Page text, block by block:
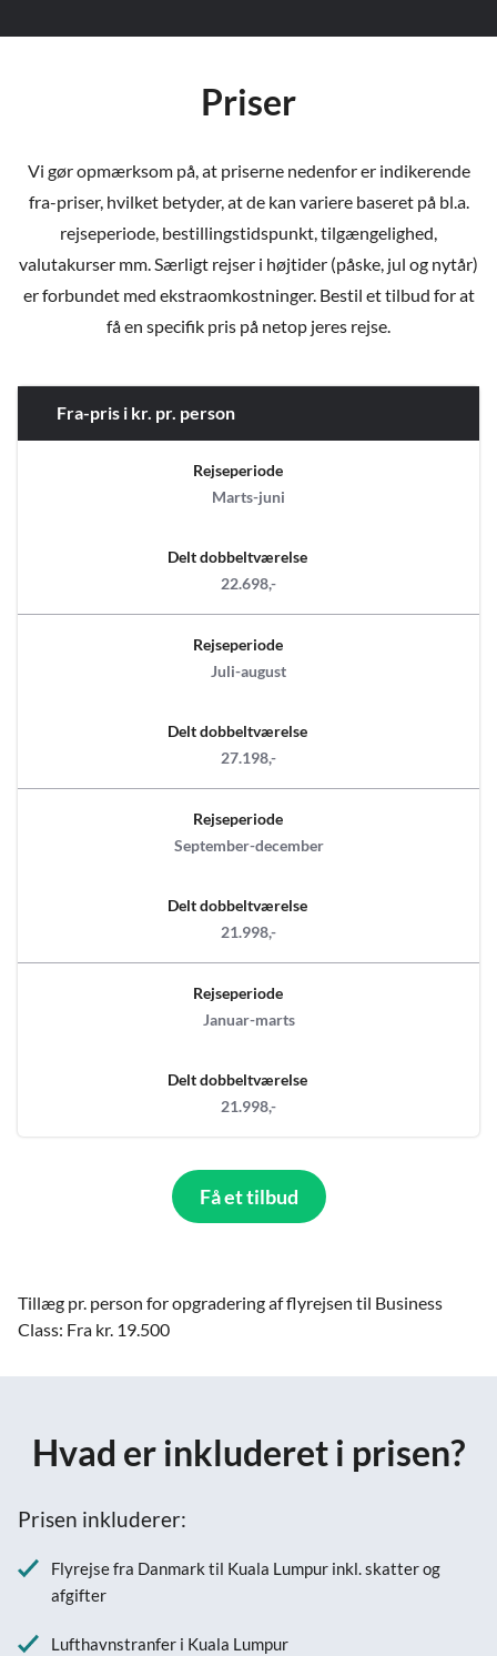
Priser
Vi gør opmærksom på, at priserne nedenfor er indikerende
fra-priser, hvilket betyder, at de kan variere baseret på bl.a.
rejseperiode, bestillingstidspunkt, tilgængelighed,
valutakurser mm. Særligt rejser i højtider (påske, jul og nytår)
er forbundet med ekstraomkostninger. Bestil et tilbud for at
få en specifik pris på netop jeres rejse.
Fra-pris i kr. pr. person
Rejseperiode
Marts-juni
Delt dobbeltværelse
22.698,-
Rejseperiode
Juli-august
Delt dobbeltværelse
27.198,-
Rejseperiode
September-december
Delt dobbeltværelse
21.998,-
Rejseperiode
Januar-marts
Delt dobbeltværelse
21.998,-
Få et tilbud
Tillæg pr. person for opgradering af flyrejsen til Business
Class: Fra kr. 19.500
Hvad er inkluderet i prisen?
Prisen inkluderer:
Flyrejse fra Danmark til Kuala Lumpur inkl. skatter og
afgifter
Lufthavnstranfer i Kuala Lumpur